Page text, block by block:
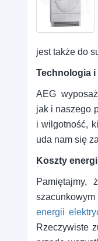
jest także do
Technologia
AEG
jak i naszego
i wilgotność,
uda nam się
Koszty
Pamiętajmy,
szacunkowym
energii
Rzeczywiste